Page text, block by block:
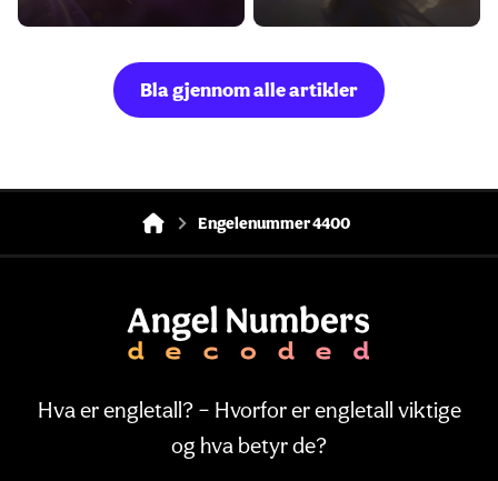
Bla gjennom alle artikler
Engelenummer 4400
Hva er engletall? – Hvorfor er engletall viktige
og hva betyr de?